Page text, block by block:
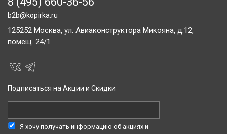
b2b@kopirka.ru
125252 Москва, ул. Авиаконструктора Микояна, д.12,
помещ. 24/1
Подписаться на Акции и Скидки
Я хочу получать информацию об акциях и